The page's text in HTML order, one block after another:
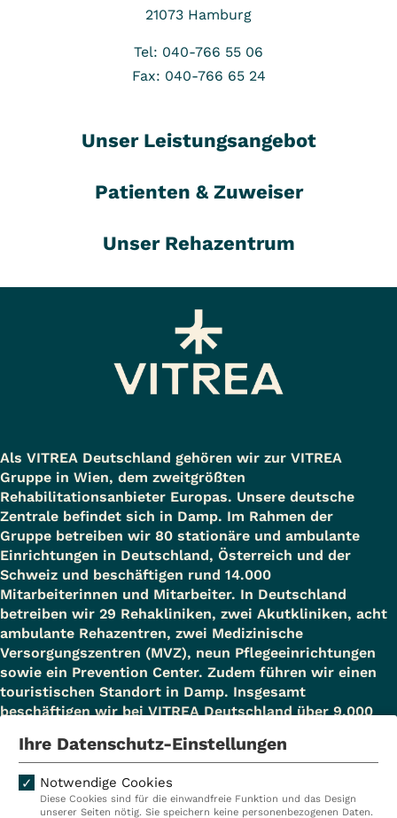
21073 Hamburg
Tel: 040-766 55 06
Fax: 040-766 65 24
Unser Leistungsangebot
Patienten & Zuweiser
Unser Rehazentrum
Als VITREA Deutschland gehören wir zur VITREA
Gruppe in Wien, dem zweitgrößten
Rehabilitationsanbieter Europas. Unsere deutsche
Zentrale befindet sich in Damp. Im Rahmen der
Gruppe betreiben wir 80 stationäre und ambulante
Einrichtungen in Deutschland, Österreich und der
Schweiz und beschäftigen rund 14.000
Mitarbeiterinnen und Mitarbeiter. In Deutschland
betreiben wir 29 Rehakliniken, zwei Akutkliniken, acht
ambulante Rehazentren, zwei Medizinische
Versorgungszentren (MVZ), neun Pflegeeinrichtungen
sowie ein Prevention Center. Zudem führen wir einen
touristischen Standort in Damp. Insgesamt
beschäftigen wir bei VITREA Deutschland über 9.000
Kliniken Ambulant
Ihre Datenschutz-Einstellungen
Notwendige Cookies
Diese Cookies sind für die einwandfreie Funktion und das Design
unserer Seiten nötig. Sie speichern keine personenbezogenen Daten.